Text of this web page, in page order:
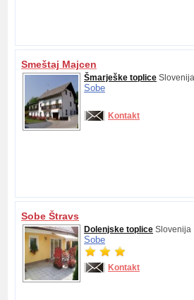
Smeštaj Majcen
Šmarješke toplice Slovenija
Sobe
Kontakt
Sobe Štravs
Dolenjske toplice Slovenija
Sobe
Kontakt